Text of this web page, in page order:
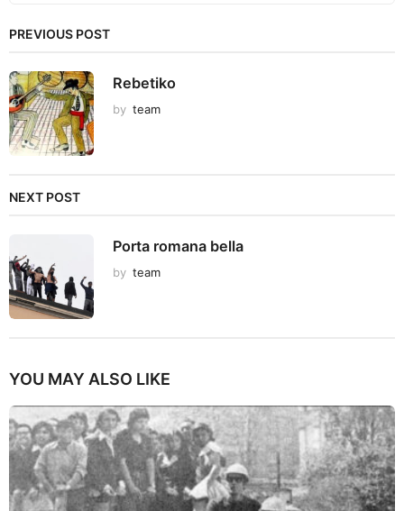
PREVIOUS POST
Rebetiko
by team
NEXT POST
Porta romana bella
by team
YOU MAY ALSO LIKE